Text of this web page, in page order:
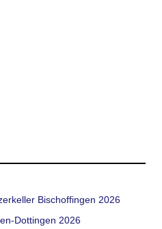
Bischoffingen 2026
Dottingen 2026